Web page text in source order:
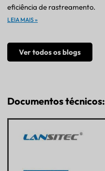
eficiência de rastreamento.
LEIA MAIS »
Ver todos os blogs
Documentos técnicos: